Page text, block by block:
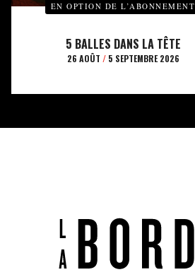
EN OPTION DE L’ABONNEMENT
5 BALLES DANS LA TÊTE
26 AOÛT /5 SEPTEMBRE 2026